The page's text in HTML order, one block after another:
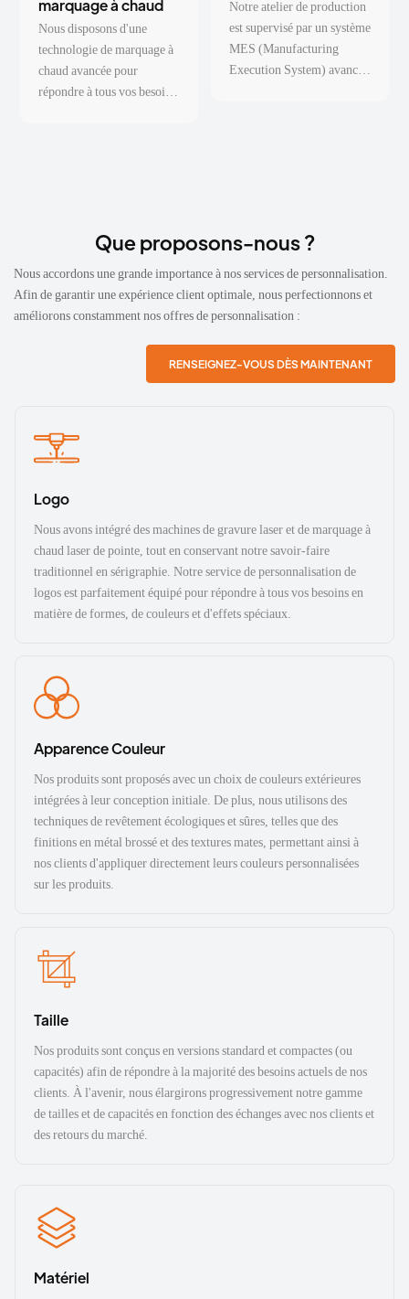
marquage à chaud
Nous disposons d'une
technologie de marquage à
chaud avancée pour
répondre à tous vos besoins
Notre atelier de production
est supervisé par un système
MES (Manufacturing
Execution System) avancé,
Que proposons-nous ?
Nous accordons une grande importance à nos services de personnalisation.
Afin de garantir une expérience client optimale, nous perfectionnons et
améliorons constamment nos offres de personnalisation :
RENSEIGNEZ-VOUS DÈS MAINTENANT
Logo
Nous avons intégré des machines de gravure laser et de marquage à
chaud laser de pointe, tout en conservant notre savoir-faire
traditionnel en sérigraphie. Notre service de personnalisation de
logos est parfaitement équipé pour répondre à tous vos besoins en
matière de formes, de couleurs et d'effets spéciaux.
Apparence Couleur
Nos produits sont proposés avec un choix de couleurs extérieures
intégrées à leur conception initiale. De plus, nous utilisons des
techniques de revêtement écologiques et sûres, telles que des
finitions en métal brossé et des textures mates, permettant ainsi à
nos clients d'appliquer directement leurs couleurs personnalisées
sur les produits.
Taille
Nos produits sont conçus en versions standard et compactes (ou
capacités) afin de répondre à la majorité des besoins actuels de nos
clients. À l'avenir, nous élargirons progressivement notre gamme
de tailles et de capacités en fonction des échanges avec nos clients et
des retours du marché.
Matériel